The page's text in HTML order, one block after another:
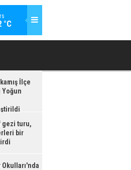
°C ANTRENMANLARI SÜRÜYOR
İlçe
Yoğun
gezi turu,
bir
Okulları'nda